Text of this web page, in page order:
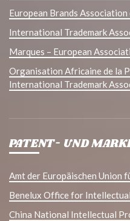
European Brands
International Trademark
Marques – European
Organisation Africaine de la
International Trademark
PATENT- UND
Amt der Europäischen Union
Benelux Office for
China National Intellectual